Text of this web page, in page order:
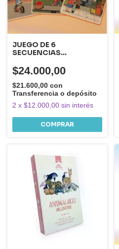
JUEGO DE 6
SECUENCIAS
$24.000,00
$21.600,00 con
Transferencia o depósito
2 x $12.000,00 sin interés